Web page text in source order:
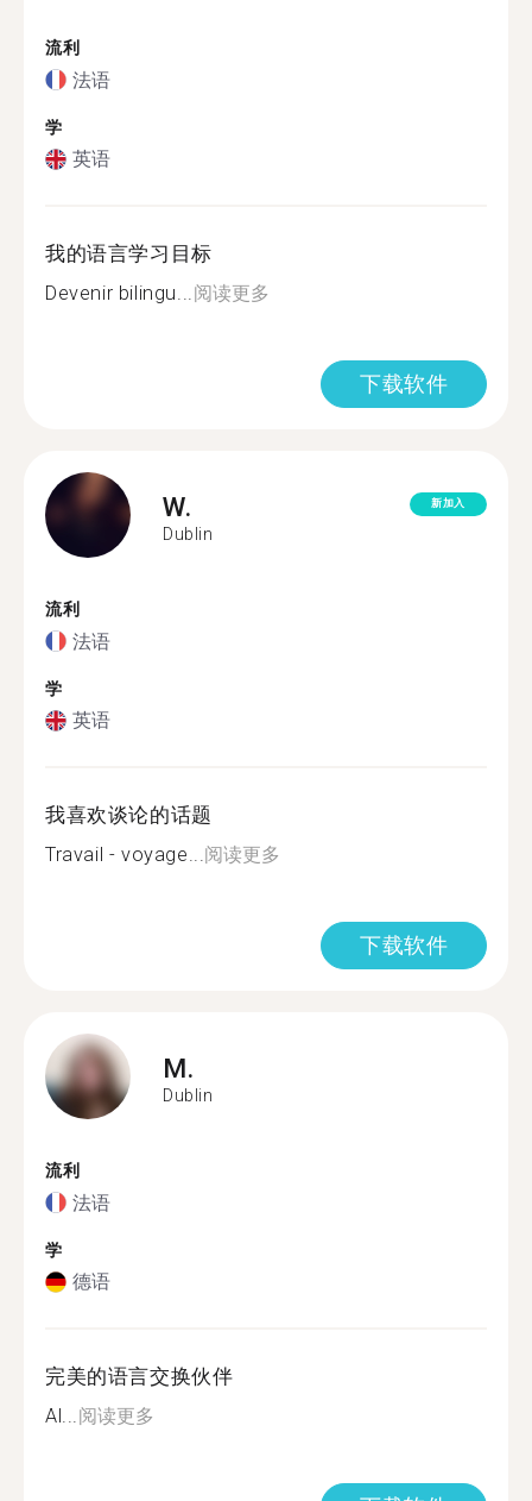
流利
法语
学
英语
我的语言学习目标
Devenir bilingu...阅读更多
下载软件
W.
Dublin
新加入
流利
法语
学
英语
我喜欢谈论的话题
Travail - voyage...阅读更多
下载软件
M.
Dublin
流利
法语
学
德语
完美的语言交换伙伴
Al...阅读更多